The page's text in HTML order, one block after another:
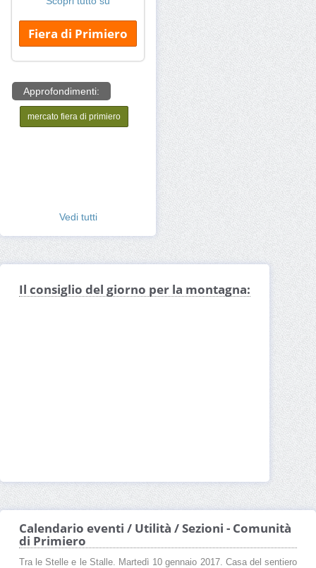
Fiera di Primiero
Approfondimenti:
mercato fiera di primiero
Vedi tutti
Il consiglio del giorno per la montagna:
Calendario eventi / Utilità / Sezioni - Comunità
di Primiero
Tra le Stelle e le Stalle. Martedì 10 gennaio 2017. Casa del sentiero